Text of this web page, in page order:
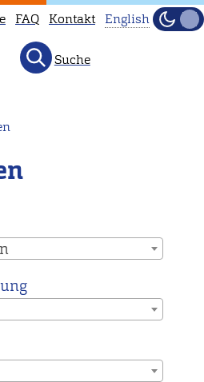
FAQ Kontakt
to
our
main
instead.
English
Hell
Suche